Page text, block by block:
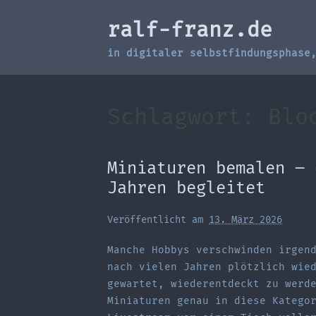
ralf-franz.de
in digitaler
Miniaturen bemalen
Jahren begleitet
Veröffentlicht am 13. März 2026
Manche Hobbys verschwinden
nach vielen Jahren plötzlich
gewartet, wiederentdeckt zu
Miniaturen genau in diese